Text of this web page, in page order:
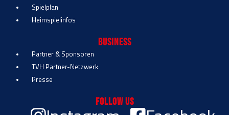
Spielplan
Heimspielinfos
Business
Partner & Sponsoren
TVH Partner-Netzwerk
Presse
Follow Us